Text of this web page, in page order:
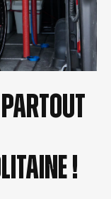
partout
!